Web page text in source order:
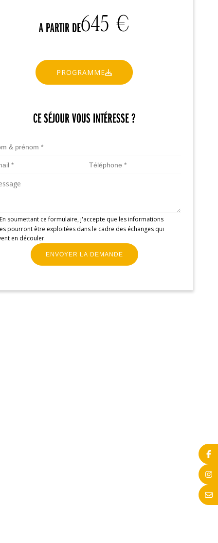
A PARTIR DE645 €
PROGRAMME
CE SÉJOUR VOUS INTÉRESSE ?
En soumettant ce formulaire, j'accepte que les informations
pourront être exploitées dans le cadre des échanges qui
en découler.
ENVOYER LA DEMANDE